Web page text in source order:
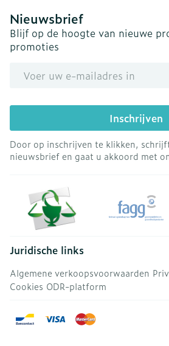
Nieuwsbrief
Blijf op de hoogte van nieuwe
promoties
Inschrijven
Door op inschrijven te klikken,
nieuwsbrief en gaat u akkoord met
Juridische links
Algemene verkoopsvoorwaarden
Cookies ODR-platform